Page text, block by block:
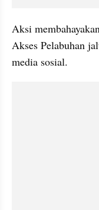
Aksi
Akses Pelabuhan
media sosial.